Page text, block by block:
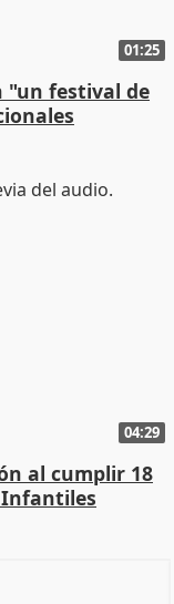
01:25
"un festival de
04:29
al cumplir 18
Infantiles